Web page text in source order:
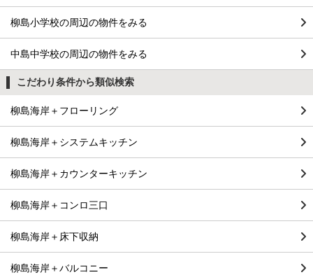
柳島小学校の周辺の物件をみる
中島中学校の周辺の物件をみる
こだわり条件から類似検索
柳島海岸＋フローリング
柳島海岸＋システムキッチン
柳島海岸＋カウンターキッチン
柳島海岸＋コンロ三口
柳島海岸＋床下収納
柳島海岸＋バルコニー